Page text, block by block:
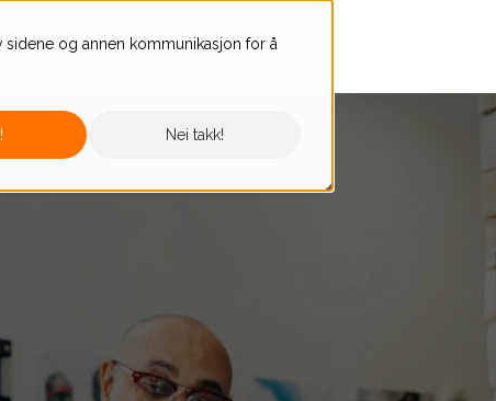
og annen kommunikasjon for å
Nei takk!
Support Om oss